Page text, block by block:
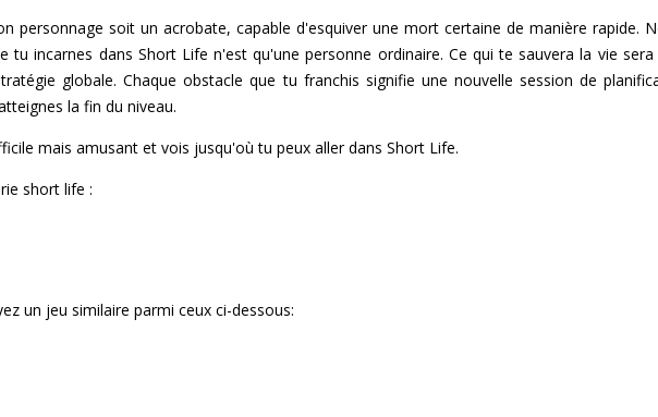
personnage soit un acrobate, capable d'esquiver une mort certaine de manière rapide.
tu incarnes dans Short Life n'est qu'une personne ordinaire. Ce qui te sauvera la vie
globale. Chaque obstacle que tu franchis signifie une nouvelle session de
la fin du niveau.
mais amusant et vois jusqu'où tu peux aller dans Short Life.
short life :
un jeu similaire parmi ceux ci-dessous: